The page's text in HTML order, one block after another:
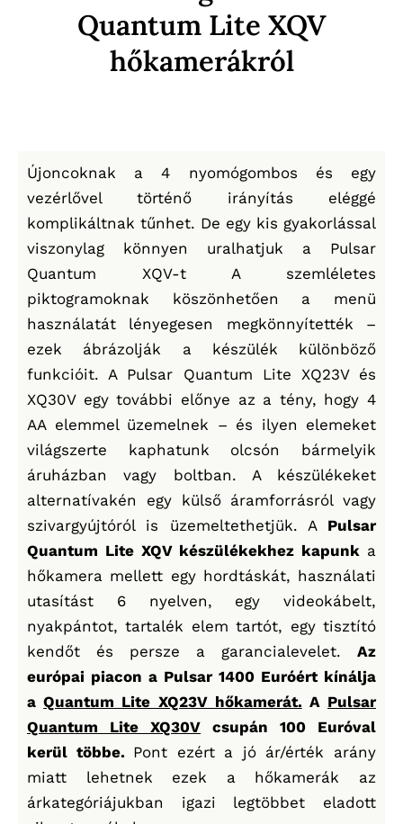
Quantum Lite XQV
hőkamerákról
Újoncoknak a 4 nyomógombos és egy
vezérlővel történő irányítás eléggé
komplikáltnak tűnhet. De egy kis gyakorlással
viszonylag könnyen uralhatjuk a Pulsar
Quantum XQV-t A szemléletes
piktogramoknak köszönhetően a menü
használatát lényegesen megkönnyítették –
ezek ábrázolják a készülék különböző
funkcióit. A Pulsar Quantum Lite XQ23V és
XQ30V egy további előnye az a tény, hogy 4
AA elemmel üzemelnek – és ilyen elemeket
világszerte kaphatunk olcsón bármelyik
áruházban vagy boltban. A készülékeket
alternatívakén egy külső áramforrásról vagy
szivargyújtóról is üzemeltethetjük. A Pulsar
Quantum Lite XQV készülékekhez kapunk a
hőkamera mellett egy hordtáskát, használati
utasítást 6 nyelven, egy videokábelt,
nyakpántot, tartalék elem tartót, egy tisztító
kendőt és persze a garancialevelet. Az
európai piacon a Pulsar 1400 Euróért kínálja
aQuantum Lite XQ23V hőkamerát.A Pulsar
Quantum Lite XQ30V csupán 100 Euróval
kerül többe. Pont ezért a jó ár/érték arány
miatt lehetnek ezek a hőkamerák az
árkategóriájukban igazi legtöbbet eladott